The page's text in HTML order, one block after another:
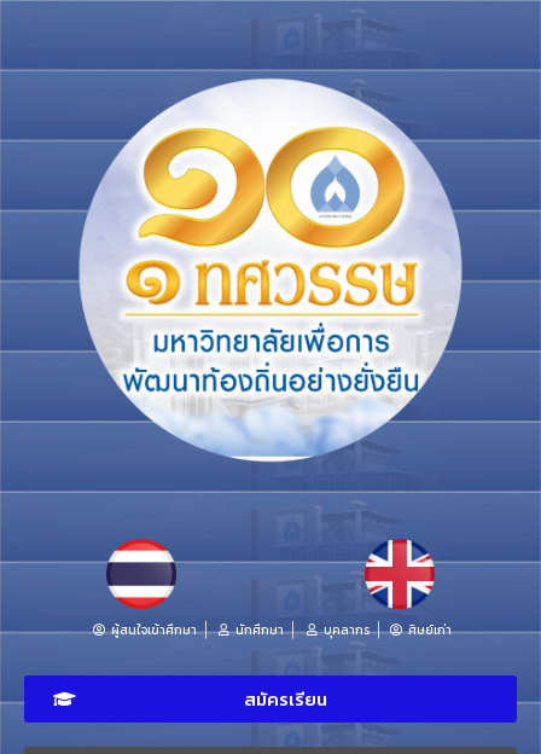
ผู้สนใจเข้าศึกษา นักศึกษา บุคลากร ศิษย์เก่า
สมัครเรียน